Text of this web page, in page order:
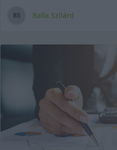
BS Balla Szilárd